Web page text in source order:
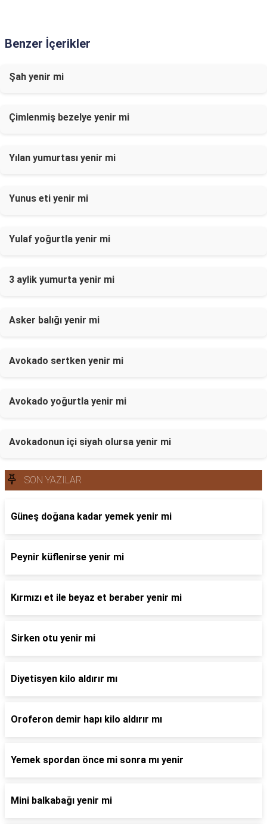
Benzer İçerikler
Şah yenir mi
Çimlenmiş bezelye yenir mi
Yılan yumurtası yenir mi
Yunus eti yenir mi
Yulaf yoğurtla yenir mi
3 aylik yumurta yenir mi
Asker balığı yenir mi
Avokado sertken yenir mi
Avokado yoğurtla yenir mi
Avokadonun içi siyah olursa yenir mi
SON YAZILAR
Güneş doğana kadar yemek yenir mi
Peynir küflenirse yenir mi
Kırmızı et ile beyaz et beraber yenir mi
Sirken otu yenir mi
Diyetisyen kilo aldırır mı
Oroferon demir hapı kilo aldırır mı
Yemek spordan önce mi sonra mı yenir
Mini balkabağı yenir mi